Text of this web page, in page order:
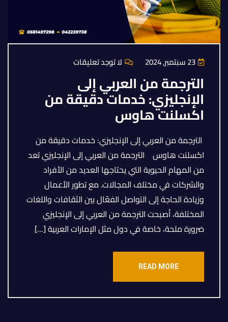
لا توجد تعليقات
الترجمة من العربي إلى
الإنجليزي: خدمات دقيقة من
اكسلنت هاوس
الترجمة من العربي إلى الإنجليزي: خدمات دقيقة من
اكسلنت هاوس الترجمة من العربي إلى الإنجليزي تعد
من المهام الحيوية التي يحتاجها العديد من الأفراد
والشركات في مختلف المجالات. مع تطور الأعمال
وزيادة الحاجة إلى التواصل الفعّال بين الثقافات واللغات
المختلفة، أصبحت الترجمة من العربي إلى الإنجليزي
ضرورة ملحة، خاصة في دول مثل الإمارات العربية […]
READ MORE